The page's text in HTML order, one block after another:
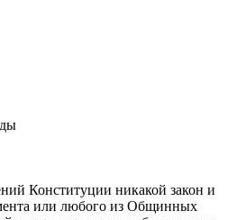
Конституции никакой закон и
или любого из Общинных